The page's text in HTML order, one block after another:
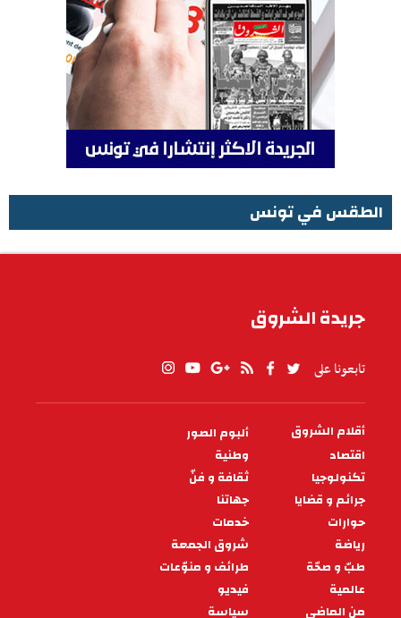
الطقس في تونس
جريدة الشروق
تابعونا على
PIED
DE
PAGE
أقلام الشروق
ألبوم الصور
اقتصاد
وطنية
تكنولوجيا
ثقافة و فنّ
جرائم و قضايا
جهاتنا
حوارات
خدمات
رياضة
شروق الجمعة
طبّ و صحّة
طرائف و منوّعات
عالمية
فيديو
من الماضي
سياسة